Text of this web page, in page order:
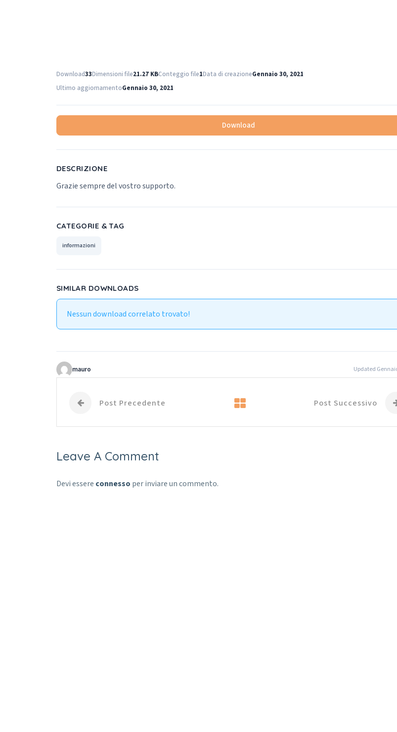
Download33Dimensioni file21.27 KBConteggio file1Data di creazioneGennaio 30, 2021
Ultimo aggiornamentoGennaio 30, 2021
Download
DESCRIZIONE
Grazie sempre del vostro supporto.
CATEGORIE & TAG
informazioni
SIMILAR DOWNLOADS
Nessun download correlato trovato!
mauro Updated
Post Precedente Post Successivo
Leave A Comment
Devi essere connesso per inviare un commento.